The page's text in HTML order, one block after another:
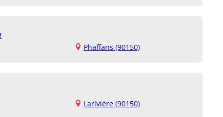
Phaffans (90150)
Larivière (90150)